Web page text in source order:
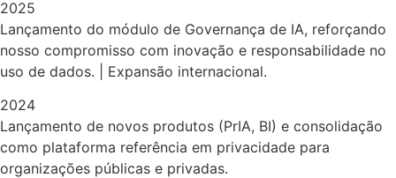
2025
Lançamento do módulo de Governança de IA, reforçando
nosso compromisso com inovação e responsabilidade no
uso de dados. | Expansão internacional.
2024
Lançamento de novos produtos (PrIA, BI) e consolidação
como plataforma referência em privacidade para
organizações públicas e privadas.